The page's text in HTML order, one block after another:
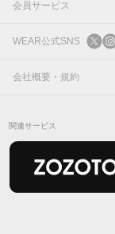
会員サービス
ログイン
新規会員登録
WEAR公式SNS
X
会社概要・規約
関連サービス